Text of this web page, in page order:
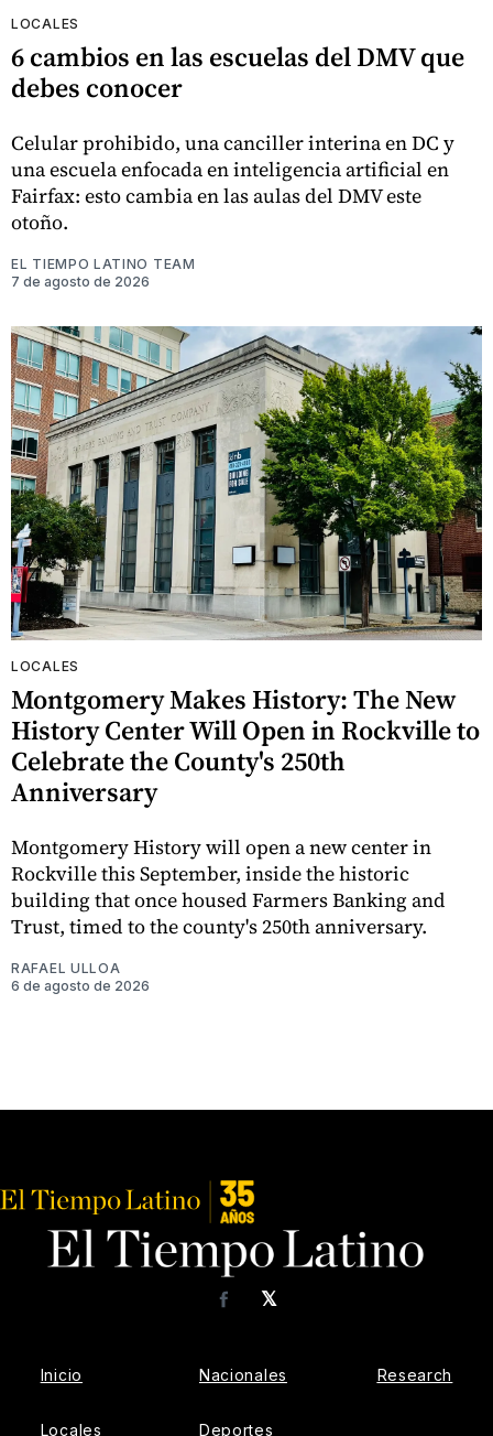
LOCALES
6 cambios en las escuelas del DMV que
debes conocer
Celular prohibido, una canciller interina en DC y
una escuela enfocada en inteligencia artificial en
Fairfax: esto cambia en las aulas del DMV este
otoño.
EL TIEMPO LATINO TEAM
7 de agosto de 2026
LOCALES
Montgomery Makes History: The New
History Center Will Open in Rockville to
Celebrate the County's 250th
Anniversary
Montgomery History will open a new center in
Rockville this September, inside the historic
building that once housed Farmers Banking and
Trust, timed to the county's 250th anniversary.
RAFAEL ULLOA
6 de agosto de 2026
𝕏
Facebook
Inicio
Locales
Nacionales
Deportes
Research